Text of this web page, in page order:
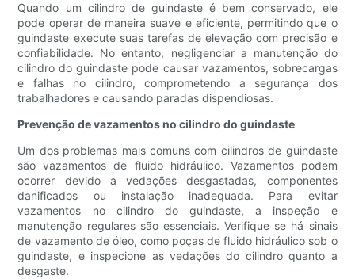
Quando um cilindro de guindaste é bem conservado, ele
pode operar de maneira suave e eficiente, permitindo que o
guindaste execute suas tarefas de elevação com precisão e
confiabilidade. No entanto, negligenciar a manutenção do
cilindro do guindaste pode causar vazamentos, sobrecargas
e falhas no cilindro, comprometendo a segurança dos
trabalhadores e causando paradas dispendiosas.
Prevenção de vazamentos no cilindro do guindaste
Um dos problemas mais comuns com cilindros de guindaste
são vazamentos de fluido hidráulico. Vazamentos podem
ocorrer devido a vedações desgastadas, componentes
danificados ou instalação inadequada. Para evitar
vazamentos no cilindro do guindaste, a inspeção e
manutenção regulares são essenciais. Verifique se há sinais
de vazamento de óleo, como poças de fluido hidráulico sob o
guindaste, e inspecione as vedações do cilindro quanto a
desgaste.